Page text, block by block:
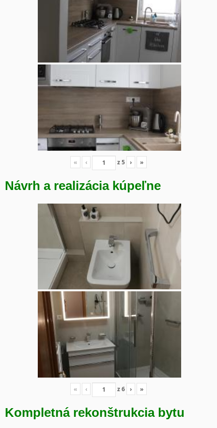
« ‹ z5 › »
Návrh a realizácia kúpeľne
« ‹ z6 › »
Kompletná rekonštrukcia bytu